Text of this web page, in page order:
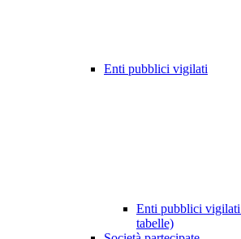
Enti pubblici vigilati
Enti pubblici
tabelle)